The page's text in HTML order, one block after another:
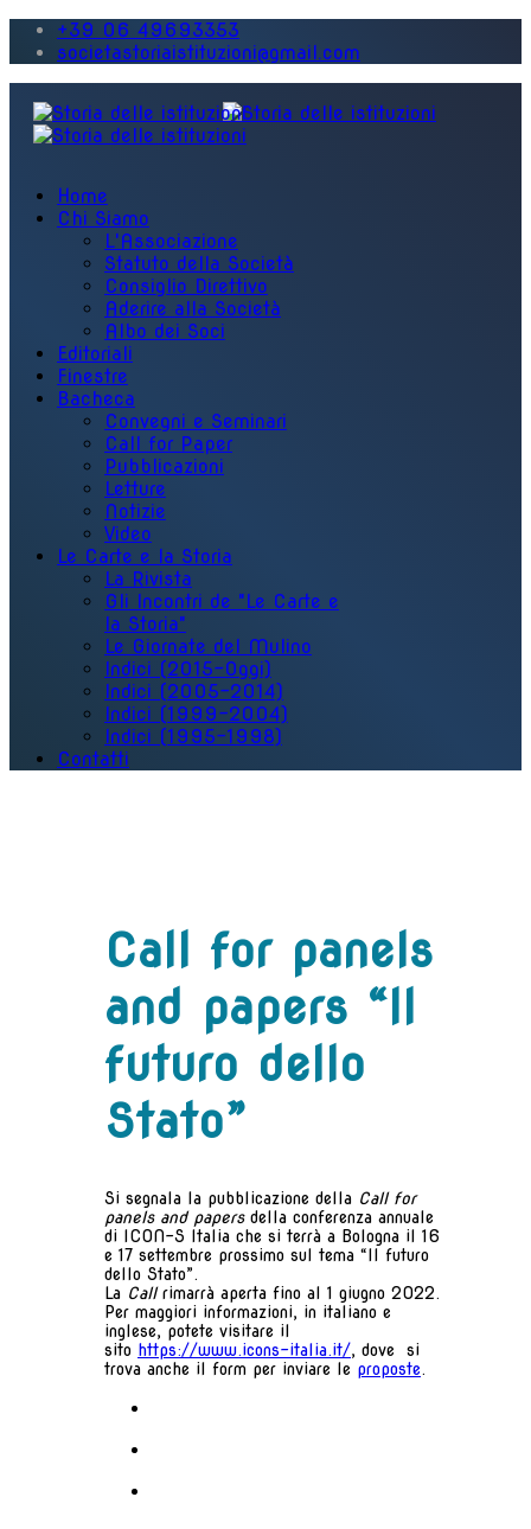
+39 06 49693353
societastoriaistituzioni@gmail.com
Home
Chi Siamo
L'Associazione
Statuto della Società
Consiglio Direttivo
Aderire alla Società
Albo dei Soci
Editoriali
Finestre
Bacheca
Convegni e Seminari
Call for Paper
Pubblicazioni
Letture
Notizie
Video
Le Carte e la Storia
La Rivista
Gli Incontri de "Le Carte e
la Storia"
Le Giornate del Mulino
Indici (2015-Oggi)
Indici (2005-2014)
Indici (1999-2004)
Indici (1995-1998)
Contatti
Call for panels
and papers “Il
futuro dello
Stato”
Si segnala la pubblicazione della Call for
panels and papersdella conferenza annuale
di ICON-S Italia che si terrà a Bologna il 16
e 17 settembre prossimo sul tema “Il futuro
dello Stato”.
La Callrimarrà aperta fino al 1 giugno 2022.
Per maggiori informazioni, in italiano e
inglese, potete visitare il
sito https://www.icons-italia.it/, dove si
trova anche il form per inviare le proposte.